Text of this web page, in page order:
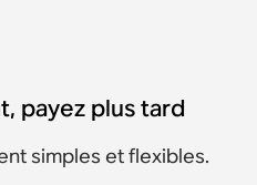
payez plus tard
simples et flexibles.